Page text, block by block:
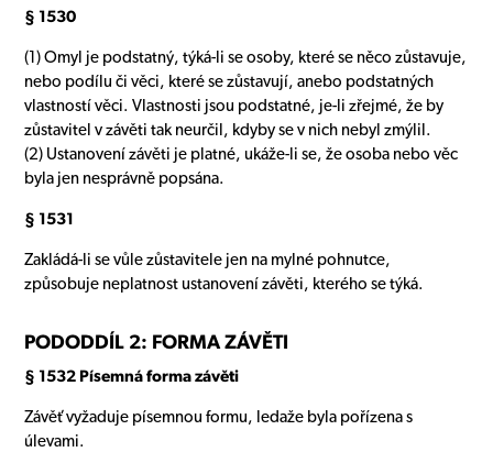
§ 1530
(1) Omyl je podstatný, týká-li se osoby, které se něco zůstavuje,
nebo podílu či věci, které se zůstavují, anebo podstatných
vlastností věci. Vlastnosti jsou podstatné, je-li zřejmé, že by
zůstavitel v závěti tak neurčil, kdyby se v nich nebyl zmýlil.
(2) Ustanovení závěti je platné, ukáže-li se, že osoba nebo věc
byla jen nesprávně popsána.
§ 1531
Zakládá-li se vůle zůstavitele jen na mylné pohnutce,
způsobuje neplatnost ustanovení závěti, kterého se týká.
PODODDÍL 2: FORMA ZÁVĚTI
§ 1532 Písemná forma závěti
Závěť vyžaduje písemnou formu, ledaže byla pořízena s
úlevami.